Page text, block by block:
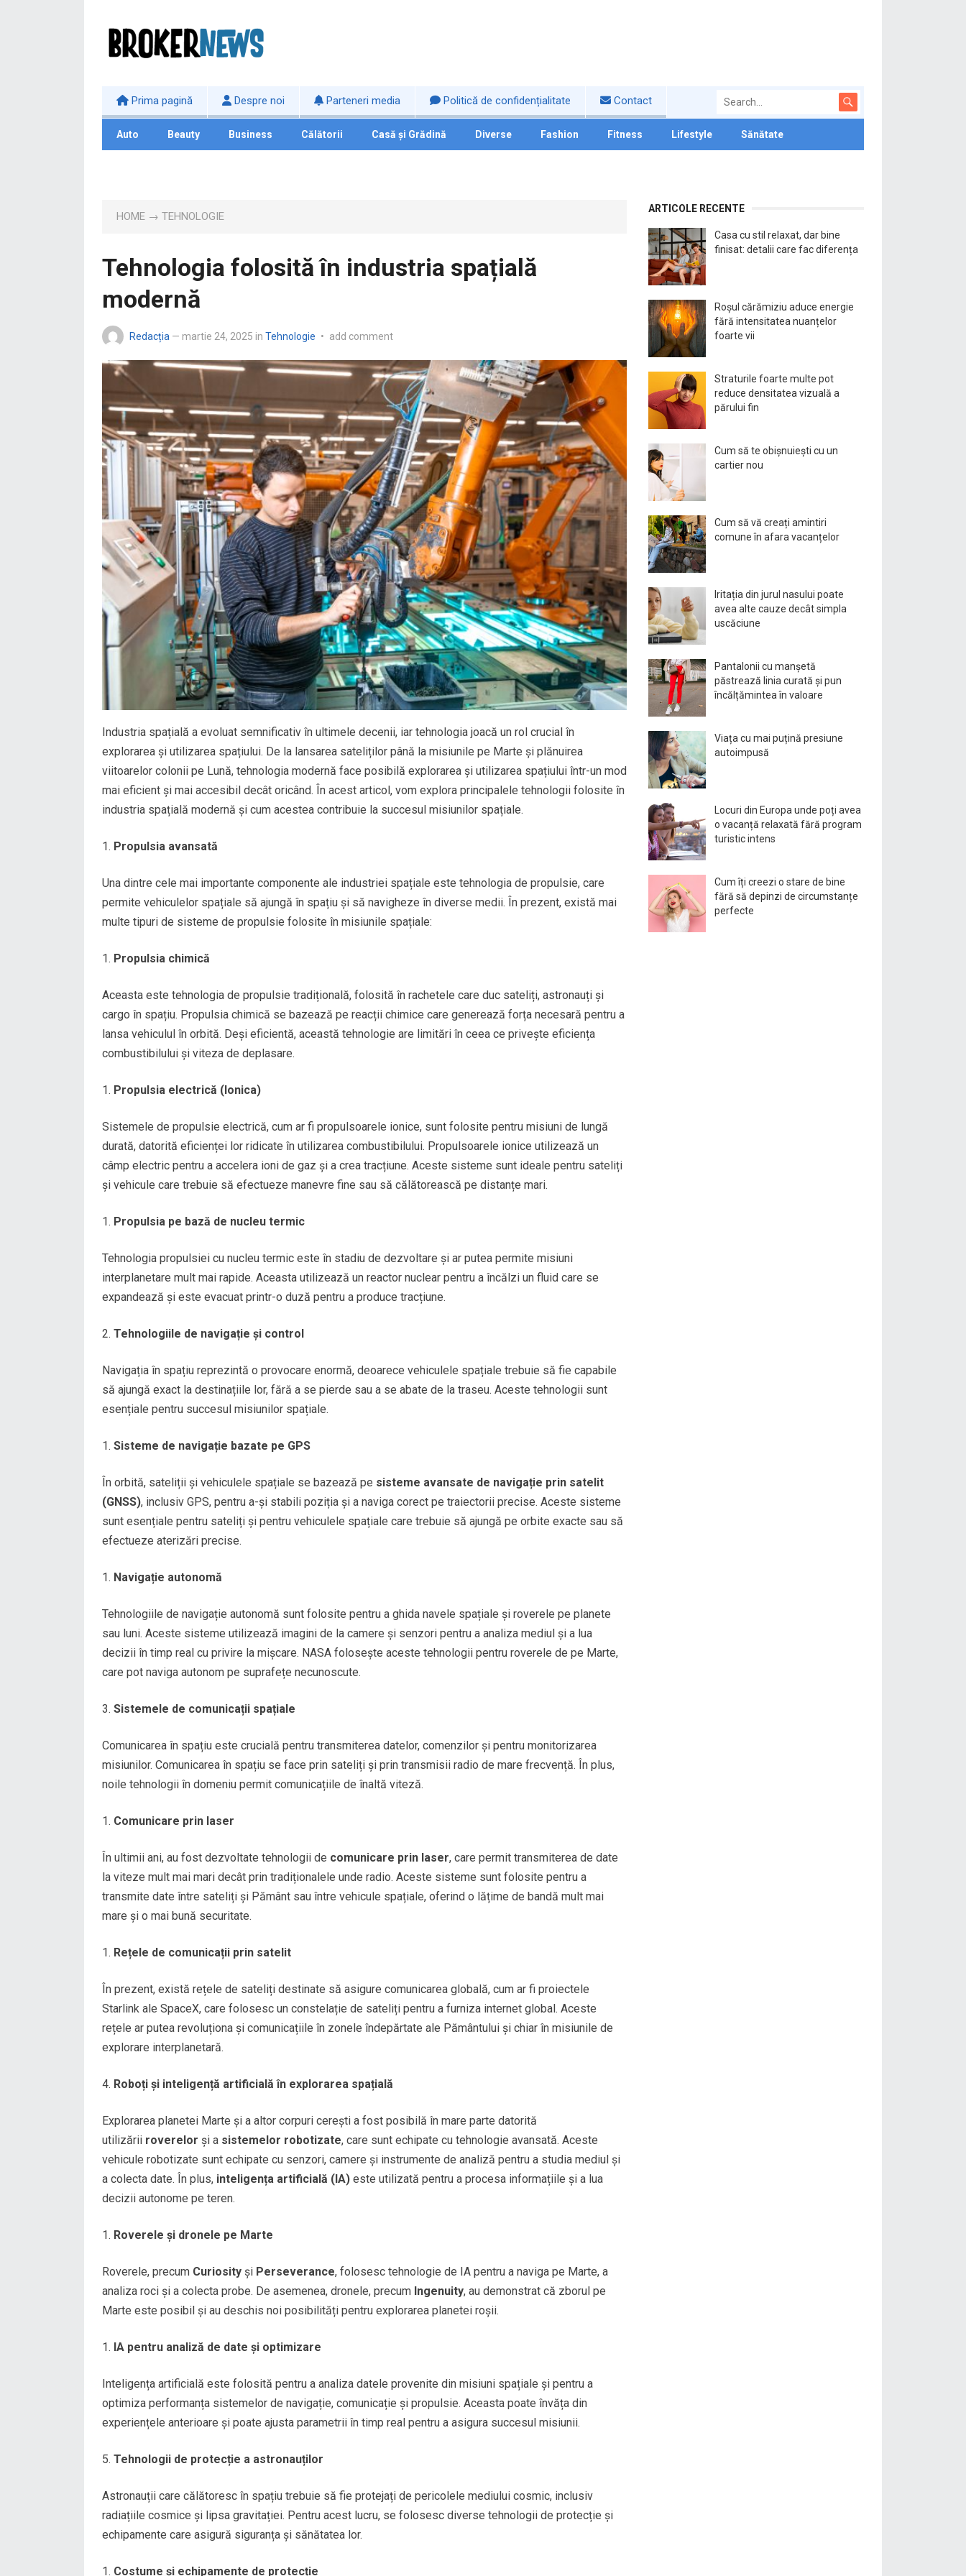
Prima pagină Despre noi Parteneri media Politică de confidențialitate Contact
Auto Beauty Business Călătorii Casă și Grădină Diverse Fashion Fitness Lifestyle Sănătate
HOME → TEHNOLOGIE
Tehnologia folosită în industria spațială
modernă
Redacția — martie 24, 2025 in Tehnologie • add comment
Industria spațială a evoluat semnificativ în ultimele decenii, iar tehnologia joacă un rol crucial în
explorarea și utilizarea spațiului. De la lansarea sateliților până la misiunile pe Marte și plănuirea
viitoarelor colonii pe Lună, tehnologia modernă face posibilă explorarea și utilizarea spațiului într-un mod
mai eficient și mai accesibil decât oricând. În acest articol, vom explora principalele tehnologii folosite în
industria spațială modernă și cum acestea contribuie la succesul misiunilor spațiale.
Propulsia avansată
Una dintre cele mai importante componente ale industriei spațiale este tehnologia de propulsie, care
permite vehiculelor spațiale să ajungă în spațiu și să navigheze în diverse medii. În prezent, există mai
multe tipuri de sisteme de propulsie folosite în misiunile spațiale:
Propulsia chimică
Aceasta este tehnologia de propulsie tradițională, folosită în rachetele care duc sateliți, astronauți și
cargo în spațiu. Propulsia chimică se bazează pe reacții chimice care generează forța necesară pentru a
lansa vehiculul în orbită. Deși eficientă, această tehnologie are limitări în ceea ce privește eficiența
combustibilului și viteza de deplasare.
Propulsia electrică (Ionica)
Sistemele de propulsie electrică, cum ar fi propulsoarele ionice, sunt folosite pentru misiuni de lungă
durată, datorită eficienței lor ridicate în utilizarea combustibilului. Propulsoarele ionice utilizează un
câmp electric pentru a accelera ioni de gaz și a crea tracțiune. Aceste sisteme sunt ideale pentru sateliți
și vehicule care trebuie să efectueze manevre fine sau să călătorească pe distanțe mari.
Propulsia pe bază de nucleu termic
Tehnologia propulsiei cu nucleu termic este în stadiu de dezvoltare și ar putea permite misiuni
interplanetare mult mai rapide. Aceasta utilizează un reactor nuclear pentru a încălzi un fluid care se
expandează și este evacuat printr-o duză pentru a produce tracțiune.
Tehnologiile de navigație și control
Navigația în spațiu reprezintă o provocare enormă, deoarece vehiculele spațiale trebuie să fie capabile
să ajungă exact la destinațiile lor, fără a se pierde sau a se abate de la traseu. Aceste tehnologii sunt
esențiale pentru succesul misiunilor spațiale.
Sisteme de navigație bazate pe GPS
În orbită, sateliții și vehiculele spațiale se bazează pe sisteme avansate de navigație prin satelit
(GNSS), inclusiv GPS, pentru a-și stabili poziția și a naviga corect pe traiectorii precise. Aceste sisteme
sunt esențiale pentru sateliți și pentru vehiculele spațiale care trebuie să ajungă pe orbite exacte sau să
efectueze aterizări precise.
Navigație autonomă
Tehnologiile de navigație autonomă sunt folosite pentru a ghida navele spațiale și roverele pe planete
sau luni. Aceste sisteme utilizează imagini de la camere și senzori pentru a analiza mediul și a lua
decizii în timp real cu privire la mișcare. NASA folosește aceste tehnologii pentru roverele de pe Marte,
care pot naviga autonom pe suprafețe necunoscute.
Sistemele de comunicații spațiale
Comunicarea în spațiu este crucială pentru transmiterea datelor, comenzilor și pentru monitorizarea
misiunilor. Comunicarea în spațiu se face prin sateliți și prin transmisii radio de mare frecvență. În plus,
noile tehnologii în domeniu permit comunicațiile de înaltă viteză.
Comunicare prin laser
În ultimii ani, au fost dezvoltate tehnologii de comunicare prin laser, care permit transmiterea de date
la viteze mult mai mari decât prin tradiționalele unde radio. Aceste sisteme sunt folosite pentru a
transmite date între sateliți și Pământ sau între vehicule spațiale, oferind o lățime de bandă mult mai
mare și o mai bună securitate.
Rețele de comunicații prin satelit
În prezent, există rețele de sateliți destinate să asigure comunicarea globală, cum ar fi proiectele
Starlink ale SpaceX, care folosesc un constelație de sateliți pentru a furniza internet global. Aceste
rețele ar putea revoluționa și comunicațiile în zonele îndepărtate ale Pământului și chiar în misiunile de
explorare interplanetară.
Roboți și inteligență artificială în explorarea spațială
Explorarea planetei Marte și a altor corpuri cerești a fost posibilă în mare parte datorită
utilizării roverelor și a sistemelor robotizate, care sunt echipate cu tehnologie avansată. Aceste
vehicule robotizate sunt echipate cu senzori, camere și instrumente de analiză pentru a studia mediul și
a colecta date. În plus, inteligența artificială (IA) este utilizată pentru a procesa informațiile și a lua
decizii autonome pe teren.
Roverele și dronele pe Marte
Roverele, precum Curiosity și Perseverance, folosesc tehnologie de IA pentru a naviga pe Marte, a
analiza roci și a colecta probe. De asemenea, dronele, precum Ingenuity, au demonstrat că zborul pe
Marte este posibil și au deschis noi posibilități pentru explorarea planetei roșii.
IA pentru analiză de date și optimizare
Inteligența artificială este folosită pentru a analiza datele provenite din misiuni spațiale și pentru a
optimiza performanța sistemelor de navigație, comunicație și propulsie. Aceasta poate învăța din
experiențele anterioare și poate ajusta parametrii în timp real pentru a asigura succesul misiunii.
Tehnologii de protecție a astronauților
Astronauții care călătoresc în spațiu trebuie să fie protejați de pericolele mediului cosmic, inclusiv
radiațiile cosmice și lipsa gravitației. Pentru acest lucru, se folosesc diverse tehnologii de protecție și
echipamente care asigură siguranța și sănătatea lor.
Costume și echipamente de protecție
ARTICOLE RECENTE
Casa cu stil relaxat, dar bine
finisat: detalii care fac diferența
Roșul cărămiziu aduce energie
fără intensitatea nuanțelor
foarte vii
Straturile foarte multe pot
reduce densitatea vizuală a
părului fin
Cum să te obișnuiești cu un
cartier nou
Cum să vă creați amintiri
comune în afara vacanțelor
Iritația din jurul nasului poate
avea alte cauze decât simpla
uscăciune
Pantalonii cu manșetă
păstrează linia curată și pun
încălțămintea în valoare
Viața cu mai puțină presiune
autoimpusă
Locuri din Europa unde poți avea
o vacanță relaxată fără program
turistic intens
Cum îți creezi o stare de bine
fără să depinzi de circumstanțe
perfecte